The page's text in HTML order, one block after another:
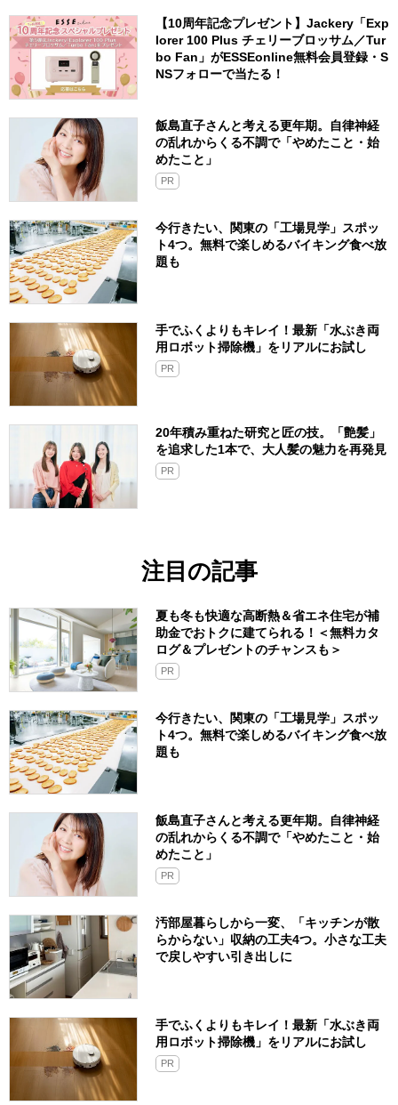
【10周年記念プレゼント】Jackery「Exp
lorer 100 Plus チェリーブロッサム／Tur
bo Fan」がESSEonline無料会員登録・S
NSフォローで当たる！
飯島直子さんと考える更年期。自律神経
の乱れからくる不調で「やめたこと・始
めたこと」
PR
今行きたい、関東の「工場見学」スポッ
ト4つ。無料で楽しめるバイキング食べ放
題も
手でふくよりもキレイ！最新「水ぶき両
用ロボット掃除機」をリアルにお試し
PR
20年積み重ねた研究と匠の技。「艶髪」
を追求した1本で、大人髪の魅力を再発見
PR
注目の記事
夏も冬も快適な高断熱＆省エネ住宅が補
助金でおトクに建てられる！＜無料カタ
ログ＆プレゼントのチャンスも＞
PR
今行きたい、関東の「工場見学」スポッ
ト4つ。無料で楽しめるバイキング食べ放
題も
飯島直子さんと考える更年期。自律神経
の乱れからくる不調で「やめたこと・始
めたこと」
PR
汚部屋暮らしから一変、「キッチンが散
らからない」収納の工夫4つ。小さな工夫
で戻しやすい引き出しに
手でふくよりもキレイ！最新「水ぶき両
用ロボット掃除機」をリアルにお試し
PR